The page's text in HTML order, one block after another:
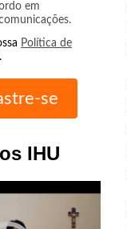
em
Política de
.
IHU